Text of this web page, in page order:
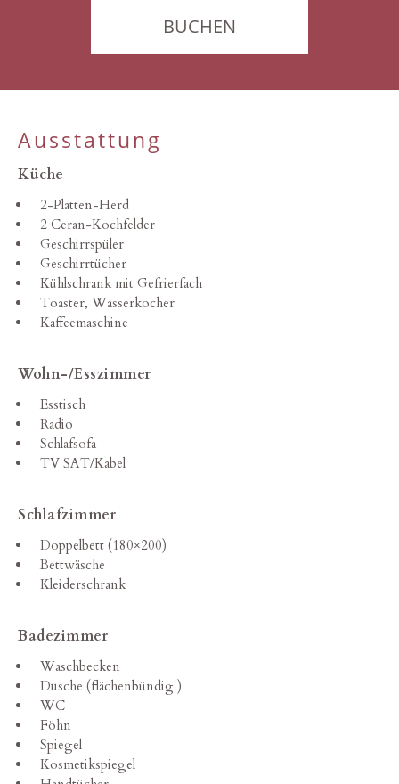
BUCHEN
Ausstattung
Küche
2-Platten-Herd
2 Ceran-Kochfelder
Geschirrspüler
Geschirrtücher
Kühlschrank mit Gefrierfach
Toaster, Wasserkocher
Kaffeemaschine
Wohn-/Esszimmer
Esstisch
Radio
Schlafsofa
TV SAT/Kabel
Schlafzimmer
Doppelbett (180×200)
Bettwäsche
Kleiderschrank
Badezimmer
Waschbecken
Dusche (flächenbündig )
WC
Föhn
Spiegel
Kosmetikspiegel